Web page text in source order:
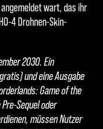
angemeldet wart, das ihr
4 Drohnen-Skin-
2030. Ein
und eine Ausgabe
Game of the
Sequel oder
müssen Nutzer